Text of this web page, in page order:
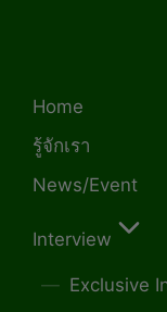
Home
รู้จักเรา
News/Event
Interview
Exclusive